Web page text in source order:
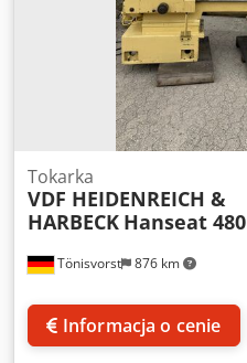
Tönisvorst 876 km
Tokarka
VDF HEIDENREICH &
HARBECK Hanseat 480
Informacja o cenie